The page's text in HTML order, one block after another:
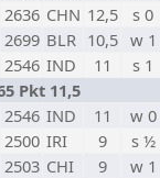
2636 CHN 12,5
s 0
2699 BLR 10,5 w 1
2546 IND 11
s 1
Pkt 11,5
2546 IND 11
w 0
2500 IRI 9
s ½
2503 CHI 9
w 1